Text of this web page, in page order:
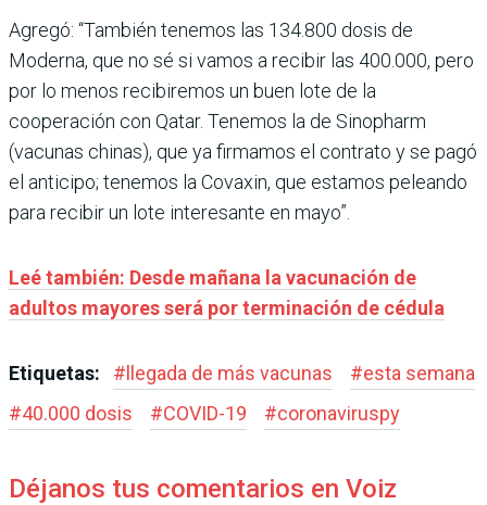
Agregó: “También tenemos las 134.800 dosis de
Moderna, que no sé si vamos a recibir las 400.000, pero
por lo menos recibiremos un buen lote de la
cooperación con Qatar. Tenemos la de Sinopharm
(vacunas chinas), que ya firmamos el contrato y se pagó
el anticipo; tenemos la Covaxin, que estamos peleando
para recibir un lote interesante en mayo”.
Leé también: Desde mañana la vacunación de
adultos mayores será por terminación de cédula
Etiquetas: #llegada de más vacunas #esta semana
#40.000 dosis #COVID-19 #coronaviruspy
Déjanos tus comentarios en Voiz